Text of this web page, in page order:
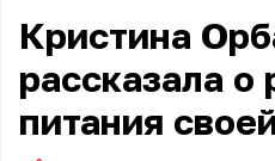
Кристина
рассказала о
питания